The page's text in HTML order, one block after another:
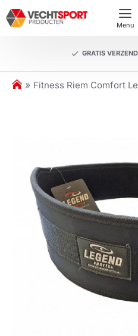
GRATIS
h
Fitness Riem Comfort